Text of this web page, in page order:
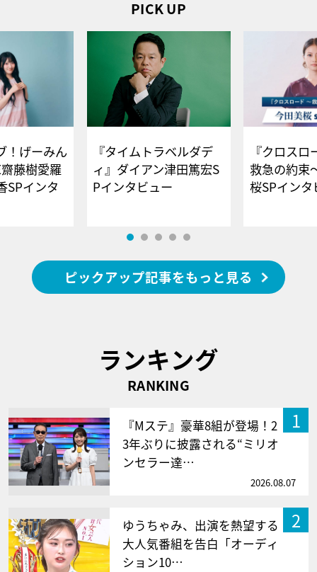
PICK UP
！げーみん
藤樹愛羅
SPインタ
『タイムトラベルダデ
ィ』ダイアン津田篤宏S
Pインタビュー
『クロス
救急の約束
桜SPイ
ピックアップ記事をもっと見る
ランキング
RANKING
1
『Mステ』豪華8組が登場！2
3年ぶりに披露される“ミリオ
ンセラー達…
2026.08.07
2
ゆうちゃみ、出演を熱望する
大人気番組を告白「オーディ
ション10…